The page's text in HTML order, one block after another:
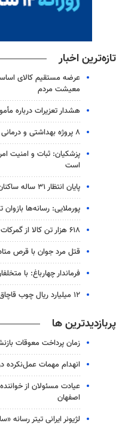
تازه‌ترین اخبار
عرضه مستقیم کالای
معیشت مردم
هشدار تعزیرات درباره
۸ پروژه بهداشتی و درمانی در پاکدشت کلنگ‌زنی می‌شود
پزشکیان: ثبات و امنیت
است
پایان انتظار ۳۱ ساله ساکنان شهرک قائمیه قهرود؛ سند مالکیت صادر شد
پورملایی: رسانه‌ها
۶۱۸ هزار تن کالا از گمرکات اصفهان در چهار ماه امسال صادر شد
قتل مرد جوان با قرص
فرماندار چهارباغ: با
۱۲ میلیارد ریال چوب قاچاق در اهواز کشف شد
پربازدیدترین ها
زمان پرداخت معوقات
انهدام مهمات عمل‌نکرده
عیادت مسئولان از
اصفهان
لژیونر ایرانی تیتر